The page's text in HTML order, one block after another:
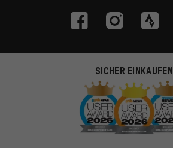
SICHER EINKAUFEN